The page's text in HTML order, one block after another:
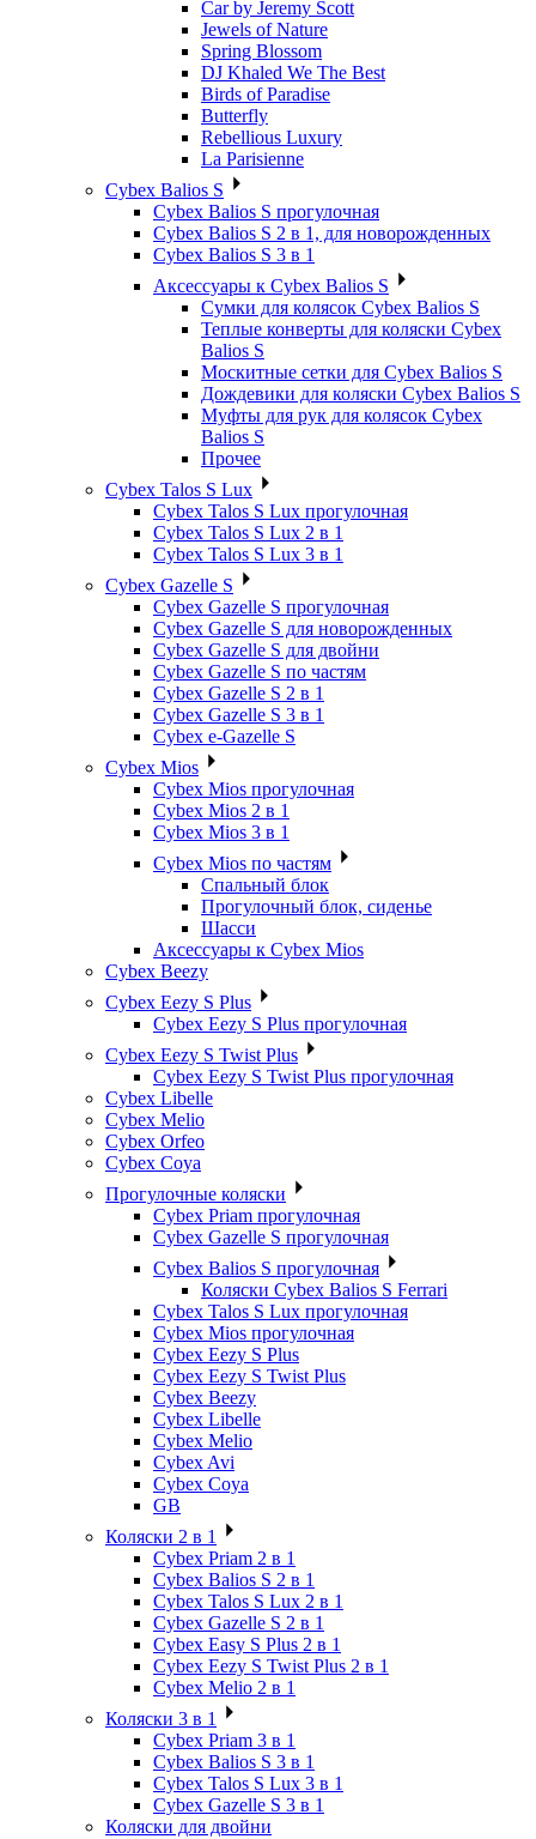
Car by Jeremy Scott
Jewels of Nature
Spring Blossom
DJ Khaled We The Best
Birds of Paradise
Butterfly
Rebellious Luxury
La Parisienne
Cybex Balios S
Cybex Balios S прогулочная
Cybex Balios S 2 в 1, для новорожденных
Cybex Balios S 3 в 1
Аксессуары к Cybex Balios S
Сумки для колясок Cybex Balios S
Теплые конверты для коляски Cybex
Balios S
Москитные сетки для Cybex Balios S
Дождевики для коляски Cybex Balios S
Муфты для рук для колясок Cybex
Balios S
Прочее
Cybex Talos S Lux
Cybex Talos S Lux прогулочная
Cybex Talos S Lux 2 в 1
Cybex Talos S Lux 3 в 1
Cybex Gazelle S
Cybex Gazelle S прогулочная
Cybex Gazelle S для новорожденных
Cybex Gazelle S для двойни
Cybex Gazelle S по частям
Cybex Gazelle S 2 в 1
Cybex Gazelle S 3 в 1
Cybex e-Gazelle S
Cybex Mios
Cybex Mios прогулочная
Cybex Mios 2 в 1
Cybex Mios 3 в 1
Cybex Mios по частям
Спальный блок
Прогулочный блок, сиденье
Шасси
Аксессуары к Cybex Mios
Cybex Beezy
Cybex Eezy S Plus
Cybex Eezy S Plus прогулочная
Cybex Eezy S Twist Plus
Cybex Eezy S Twist Plus прогулочная
Cybex Libelle
Cybex Melio
Cybex Orfeo
Cybex Coya
Прогулочные коляски
Cybex Priam прогулочная
Cybex Gazelle S прогулочная
Cybex Balios S прогулочная
Коляски Cybex Balios S Ferrari
Cybex Talos S Lux прогулочная
Cybex Mios прогулочная
Cybex Eezy S Plus
Cybex Eezy S Twist Plus
Cybex Beezy
Cybex Libelle
Cybex Melio
Cybex Avi
Cybex Coya
GB
Коляски 2 в 1
Cybex Priam 2 в 1
Cybex Balios S 2 в 1
Cybex Talos S Lux 2 в 1
Cybex Gazelle S 2 в 1
Cybex Easy S Plus 2 в 1
Cybex Eezy S Twist Plus 2 в 1
Cybex Melio 2 в 1
Коляски 3 в 1
Cybex Priam 3 в 1
Cybex Balios S 3 в 1
Cybex Talos S Lux 3 в 1
Cybex Gazelle S 3 в 1
Коляски для двойни